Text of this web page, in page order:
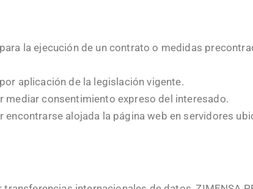
la ejecución de un contrato o medidas
aplicación de la legislación vigente.
mediar consentimiento expreso del interesado.
alojada la página web en servidores